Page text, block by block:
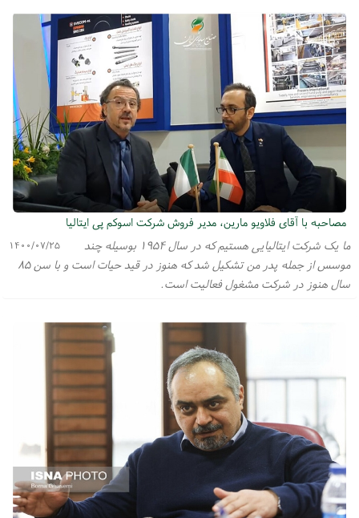
مصاحبه با آقای فلاویو مارین، مدیر فروش شرکت اسوکم پی ایتالیا
۱۴۰۰/۰۷/۲۵
ما یک شرکت ایتالیایی هستیم که در سال ۱۹۵۴ بوسیله چند
موسس از جمله پدر من تشکیل شد که هنوز در قید حیات است و با سن ۸۵
سال هنوز در شرکت مشغول فعالیت است.